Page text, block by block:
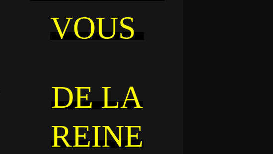
VOUS
DE LA
REINE